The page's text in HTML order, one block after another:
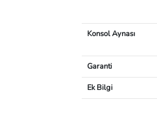
Konsol Aynası
Garanti
Ek Bilgi